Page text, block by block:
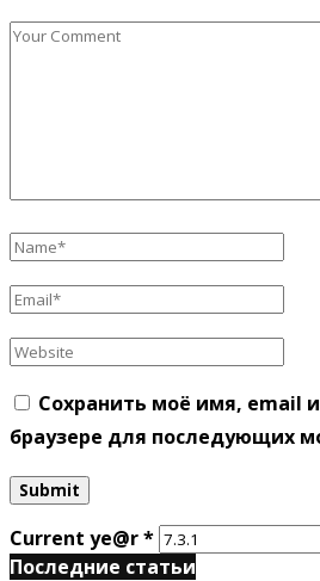
Сохранить моё имя, email
браузере для последующих
Current ye@r*
Последние статьи